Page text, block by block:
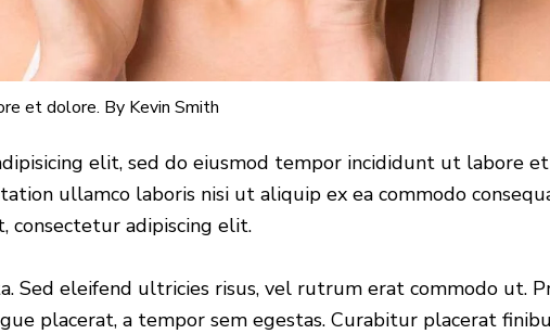
et dolore. By Kevin Smith
elit, sed do eiusmod tempor incididunt ut labore
ullamco laboris nisi ut aliquip ex ea commodo
consectetur adipiscing elit.
Sed eleifend ultricies risus, vel rutrum erat commodo ut.
placerat, a tempor sem egestas. Curabitur placerat